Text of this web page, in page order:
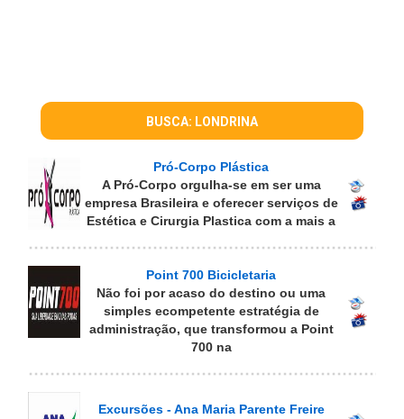
BUSCA: LONDRINA
Pró-Corpo Plástica
A Pró-Corpo orgulha-se em ser uma
empresa Brasileira e oferecer serviços de
Estética e Cirurgia Plastica com a mais a
Point 700 Bicicletaria
Não foi por acaso do destino ou uma
simples ecompetente estratégia de
administração, que transformou a Point
700 na
Excursões - Ana Maria Parente Freire